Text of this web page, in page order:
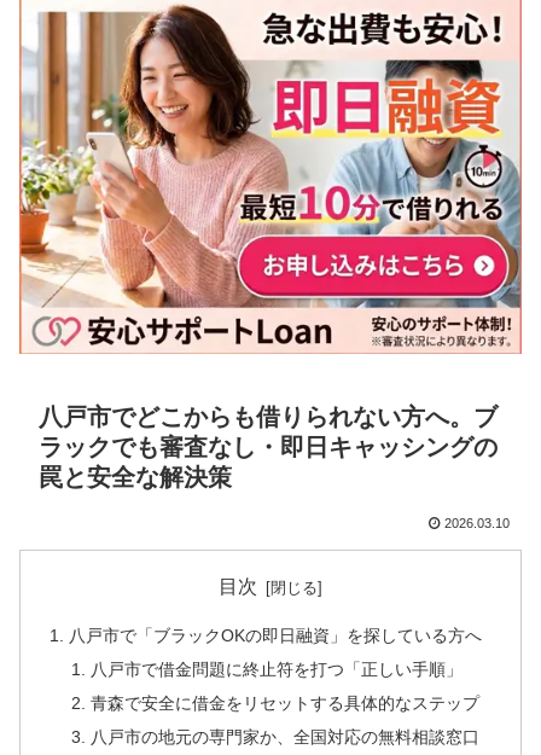
八戸市でどこからも借りられない方へ。ブ
ラックでも審査なし・即日キャッシングの
罠と安全な解決策
2026.03.10
目次
八戸市で「ブラックOKの即日融資」を探している方へ
八戸市で借金問題に終止符を打つ「正しい手順」
青森で安全に借金をリセットする具体的なステップ
八戸市の地元の専門家か、全国対応の無料相談窓口